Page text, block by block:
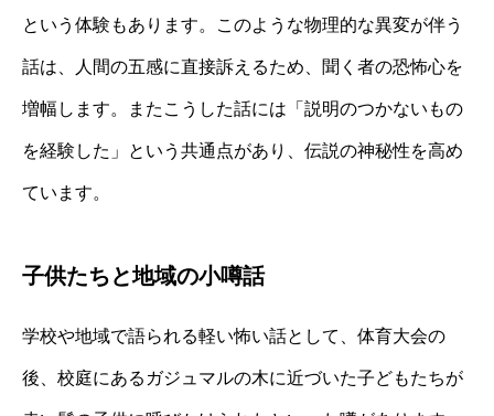
という体験もあります。このような物理的な異変が伴う
話は、人間の五感に直接訴えるため、聞く者の恐怖心を
増幅します。またこうした話には「説明のつかないもの
を経験した」という共通点があり、伝説の神秘性を高め
ています。
子供たちと地域の小噂話
学校や地域で語られる軽い怖い話として、体育大会の
後、校庭にあるガジュマルの木に近づいた子どもたちが